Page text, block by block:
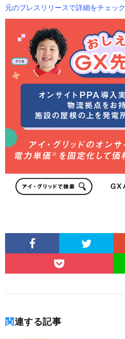
元のプレスリリースで詳細をチェック
関連する記事